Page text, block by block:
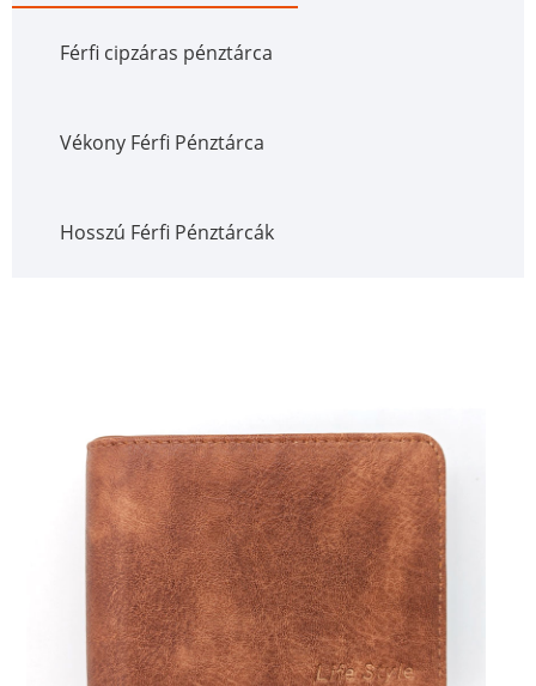
Férfi cipzáras pénztárca
Vékony Férfi Pénztárca
Hosszú Férfi Pénztárcák